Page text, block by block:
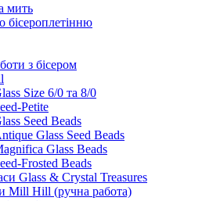
мить
бісероплетінню
з бісером
Size 6/0 та 8/0
Petite
Seed Beads
Glass Seed Beads
Glass Beads
Frosted Beads
Glass & Crystal Treasures
Mill Hill (ручна работа)